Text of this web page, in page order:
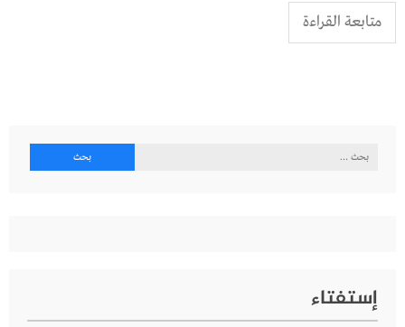
متابعة القراءة
البحث
إستفتاء